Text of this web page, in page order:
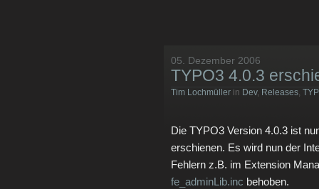
05. Dezember 2006
TYPO3 4.0.3
Tim Lochmüller in Dev, Releases,
Die TYPO3 Version 4.0.3 ist
erschienen. Es wird nun der
Fehlern z.B. im Extension
fe_adminLib.inc behoben.